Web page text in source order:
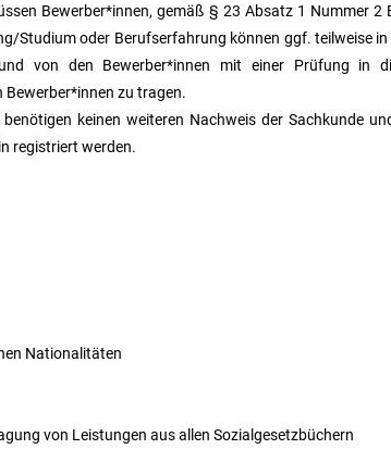
Bewerber*innen, gemäß § 23 Absatz 1 Nummer 2
Studium oder Berufserfahrung können ggf. teilweise
von den Bewerber*innen mit einer Prüfung in
Bewerber*innen zu tragen.
keinen weiteren Nachweis der Sachkunde
registriert werden.
Nationalitäten
von Leistungen aus allen Sozialgesetzbüchern